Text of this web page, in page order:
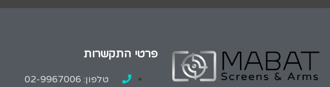
פרטי התקשרות
טלפון: 02-9967006